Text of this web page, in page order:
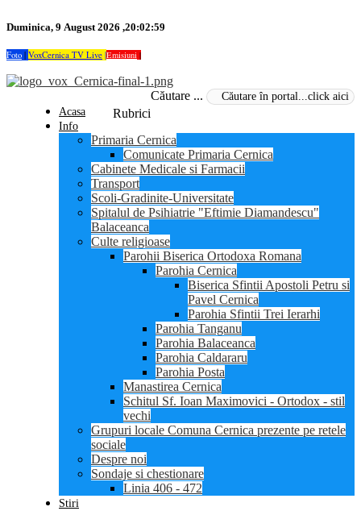
Duminica, 9 August 2026 ,20:02:59
Foto | VoxCernica TV Live |Emisiuni |
Căutare ...
Rubrici
Acasa
Info
Primaria Cernica
Comunicate Primaria Cernica
Cabinete Medicale si Farmacii
Transport
Scoli-Gradinite-Universitate
Spitalul de Psihiatrie "Eftimie Diamandescu"
Balaceanca
Culte religioase
Parohii Biserica Ortodoxa Romana
Parohia Cernica
Biserica Sfintii Apostoli Petru si
Pavel Cernica
Parohia Sfintii Trei Ierarhi
Parohia Tanganu
Parohia Balaceanca
Parohia Caldararu
Parohia Posta
Manastirea Cernica
Schitul Sf. Ioan Maximovici - Ortodox - stil
vechi
Grupuri locale Comuna Cernica prezente pe retele
sociale
Despre noi
Sondaje si chestionare
Linia 406 - 472
Stiri